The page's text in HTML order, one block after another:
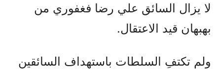
لا يزال السائق علي رضا فغفوري من
بهبهان قيد الاعتقال.
ولم تكتفِ السلطات باستهداف السائقين